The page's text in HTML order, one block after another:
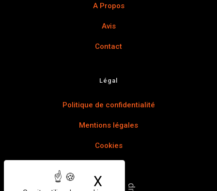
X
A Propos
Avis
Contact
Légal
Politique de confidentialité
Mentions légales
Cookies